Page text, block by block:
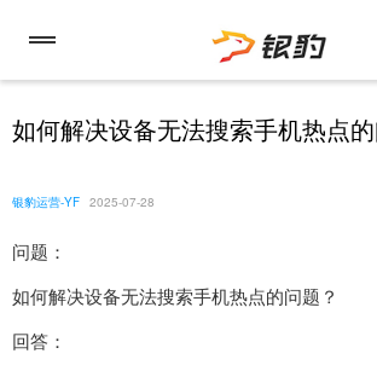
如何解决设备无法搜索手机热点
银豹运营-YF 2025-07-28
问题：
如何解决设备无法搜索手机热点的问题？
回答：